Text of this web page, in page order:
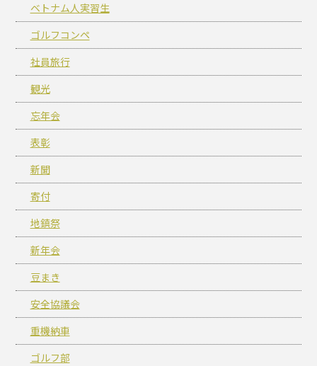
ベトナム人実習生
ゴルフコンペ
社員旅行
観光
忘年会
表彰
新聞
寄付
地鎮祭
新年会
豆まき
安全協議会
重機納車
ゴルフ部